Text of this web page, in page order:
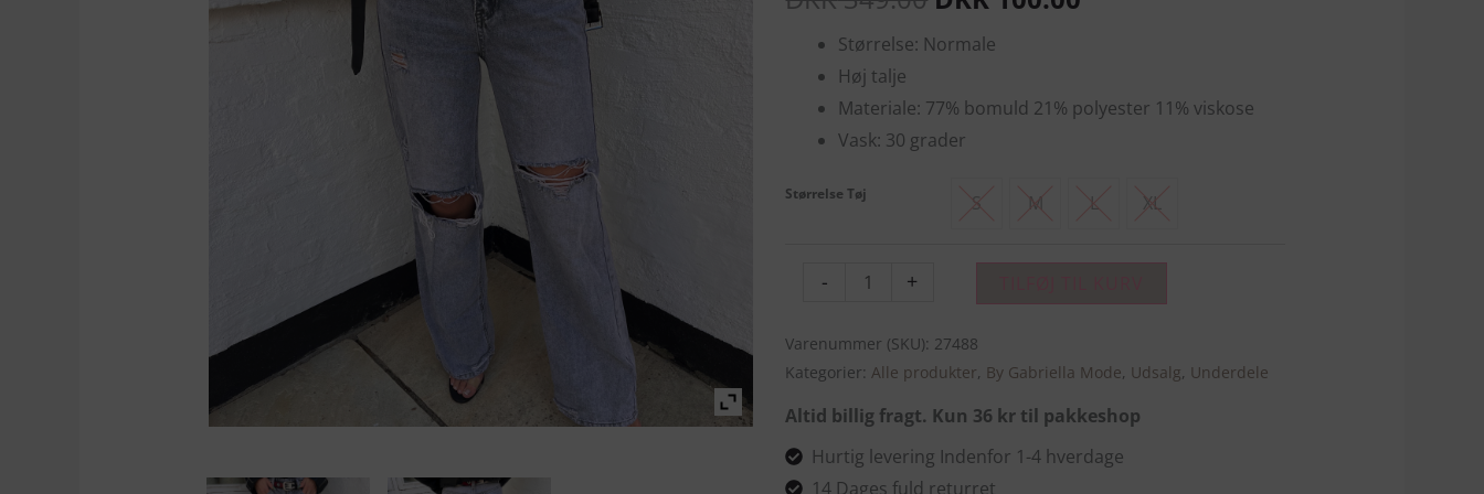
var:
DKK 349.00.DKK 100.00.
Størrelse: Normale
Høj talje
Materiale: 77% bomuld 21% polyester 11% viskose
Vask: 30 grader
Størrelse Tøj
- +
Varenummer (SKU): 27488
Kategorier:Alle produkter, By Gabriella Mode, Udsalg, Underdele
Altid billig fragt. Kun 36 kr til pakkeshop
Hurtig levering Indenfor 1-4 hverdage
14 Dages fuld returret